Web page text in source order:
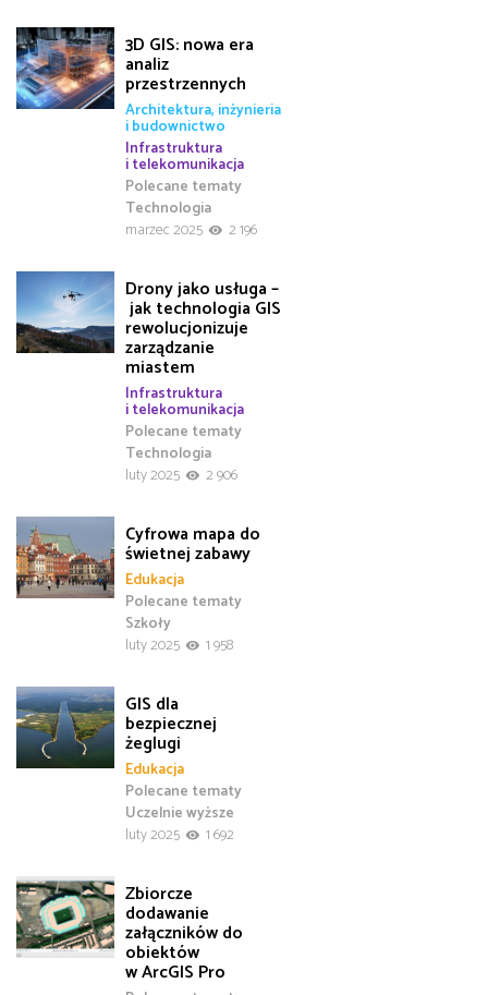
3D GIS: nowa era
analiz
przestrzennych
Architektura, inżynieria
i budownictwo
Infrastruktura
i telekomunikacja
Polecane tematy
Technologia
marzec 2025
2 196
Drony jako usługa –
jak technologia GIS
rewolucjonizuje
zarządzanie
miastem
Infrastruktura
i telekomunikacja
Polecane tematy
Technologia
luty 2025
2 906
Cyfrowa mapa do
świetnej zabawy
Edukacja
Polecane tematy
Szkoły
luty 2025
1 958
GIS dla
bezpiecznej
żeglugi
Edukacja
Polecane tematy
Uczelnie wyższe
luty 2025
1 692
Zbiorcze
dodawanie
załączników do
obiektów
w ArcGIS Pro